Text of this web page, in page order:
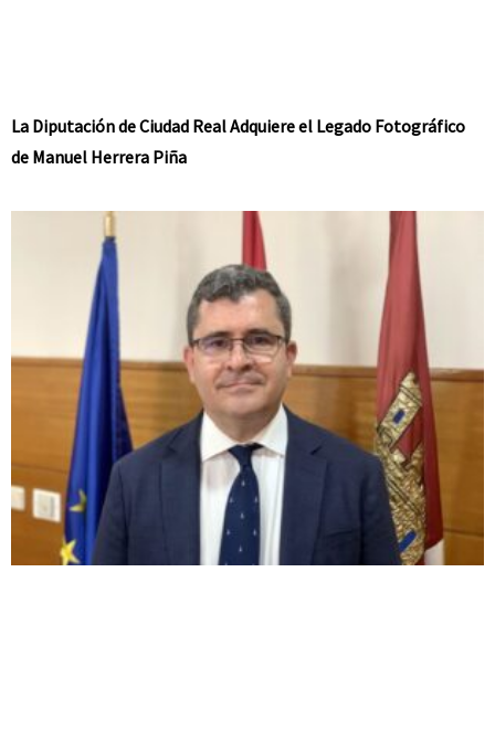
La Diputación de Ciudad Real Adquiere el Legado Fotográfico
de Manuel Herrera Piña